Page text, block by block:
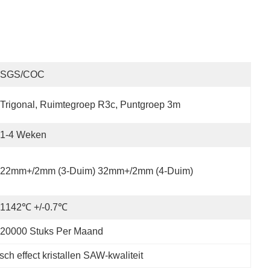
SGS/COC
Trigonal, Ruimtegroep R3c, Puntgroep 3m
1-4 Weken
22mm+/2mm (3-Duim) 32mm+/2mm (4-Duim)
1142℃ +/-0.7℃
20000 Stuks Per Maand
effect kristallen SAW-kwaliteit